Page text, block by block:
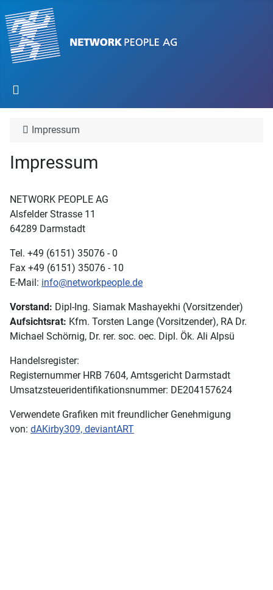
Impressum
Impressum
NETWORK PEOPLE AG
Alsfelder Strasse 11
64289 Darmstadt
Tel. +49 (6151) 35076 - 0
Fax +49 (6151) 35076 - 10
E-Mail: info@networkpeople.de
Vorstand: Dipl-Ing. Siamak Mashayekhi (Vorsitzender)
Aufsichtsrat: Kfm. Torsten Lange (Vorsitzender), RA Dr.
Michael Schörnig, Dr. rer. soc. oec. Dipl. Ök. Ali Alpsü
Handelsregister:
Registernummer HRB 7604, Amtsgericht Darmstadt
Umsatzsteueridentifikationsnummer: DE204157624
Verwendete Grafiken mit freundlicher Genehmigung
von: dAKirby309, deviantART